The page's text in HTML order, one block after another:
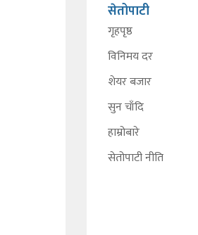
सेतोपाटी
गृहपृष्ठ
विनिमय दर
शेयर बजार
सुन चाँदि
हाम्रोबारे
सेतोपाटी नीति